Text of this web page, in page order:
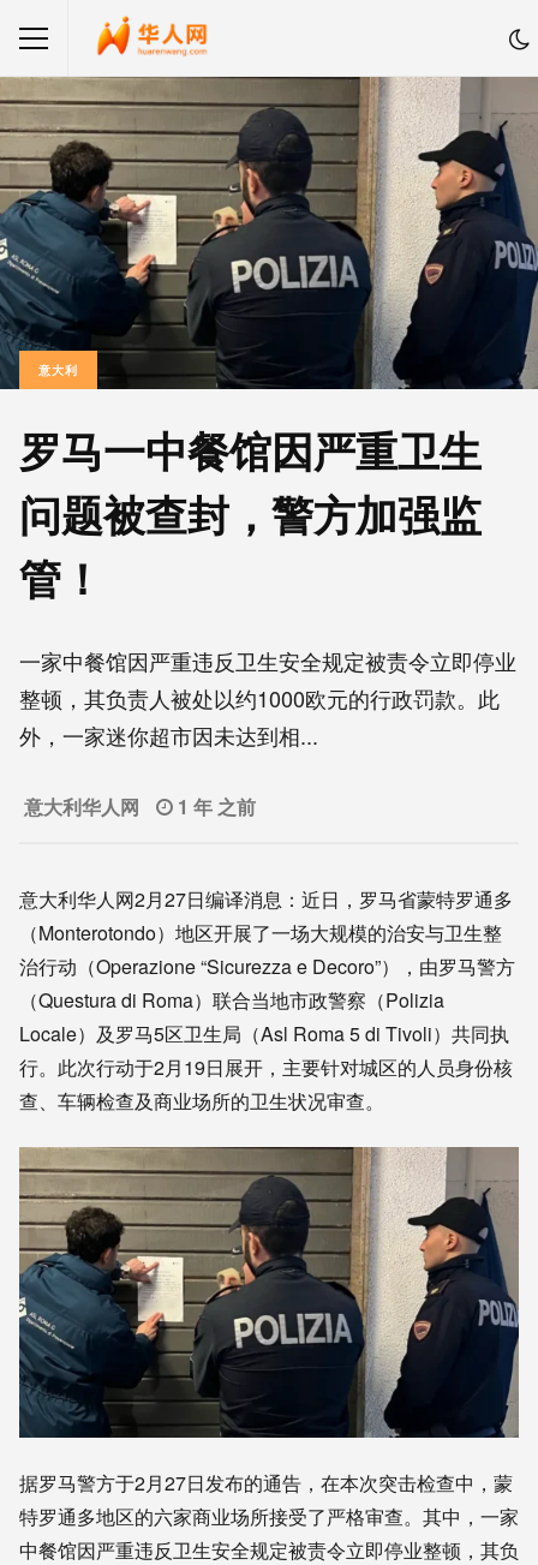
意大利
罗马一中餐馆因严重卫生
问题被查封，警方加强监
管！
一家中餐馆因严重违反卫生安全规定被责令立即停业
整顿，其负责人被处以约1000欧元的行政罚款。此
外，一家迷你超市因未达到相...
意大利华人网 1 年 之前
意大利华人网2月27日编译消息：近日，罗马省蒙特罗通多
（Monterotondo）地区开展了一场大规模的治安与卫生整
治行动（Operazione “Sicurezza e Decoro”），由罗马警方
（Questura di Roma）联合当地市政警察（Polizia
Locale）及罗马5区卫生局（Asl Roma 5 di Tivoli）共同执
行。此次行动于2月19日展开，主要针对城区的人员身份核
查、车辆检查及商业场所的卫生状况审查。
据罗马警方于2月27日发布的通告，在本次突击检查中，蒙
特罗通多地区的六家商业场所接受了严格审查。其中，一家
中餐馆因严重违反卫生安全规定被责令立即停业整顿，其负